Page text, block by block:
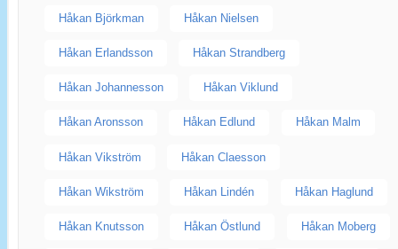
Håkan Björkman Håkan Nielsen
Håkan Erlandsson Håkan Strandberg
Håkan Johannesson Håkan Viklund
Håkan Aronsson Håkan Edlund Håkan Malm
Håkan Vikström Håkan Claesson
Håkan Wikström Håkan Lindén Håkan Haglund
Håkan Knutsson Håkan Östlund Håkan Moberg